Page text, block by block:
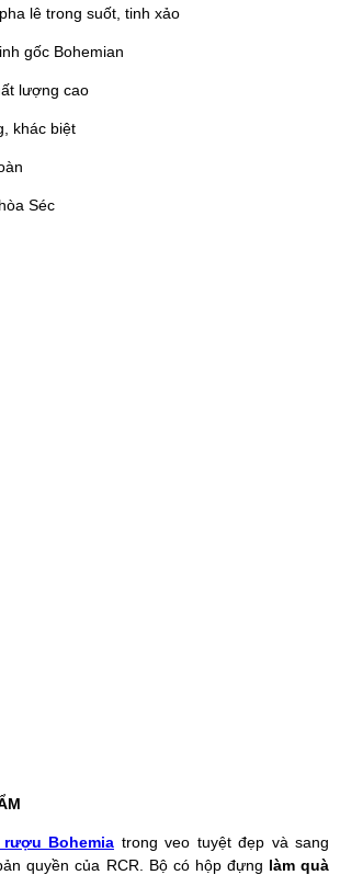
lê trong suốt, tinh xảo
gốc Bohemian
lượng cao
khác biệt
Séc
Bohemia trong veo tuyệt đẹp và sang
quyền của RCR. Bộ có hộp đựng làm quà